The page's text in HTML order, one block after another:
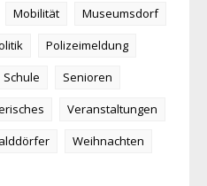
Mobilität
Museumsdorf
Polizeimeldung
Schule
Senioren
Veranstaltungen
Weihnachten